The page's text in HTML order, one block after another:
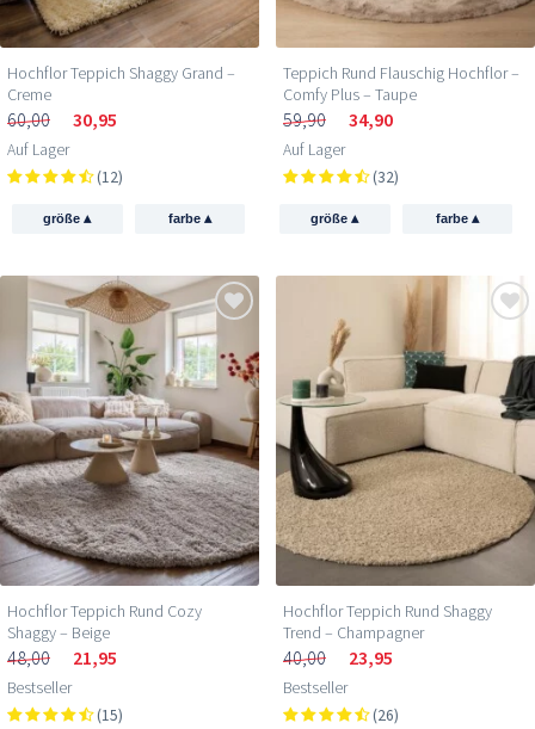
Hochflor Teppich Shaggy Grand –
Creme
60,00 30,95
Auf Lager
(12)
größe▴ farbe ▴
Teppich Rund Flauschig Hochflor –
Comfy Plus – Taupe
59,90 34,90
Auf Lager
(32)
größe▴ farbe ▴
Hochflor Teppich Rund Cozy
Shaggy – Beige
48,00 21,95
Bestseller
(15)
Hochflor Teppich Rund Shaggy
Trend – Champagner
40,00 23,95
Bestseller
(26)